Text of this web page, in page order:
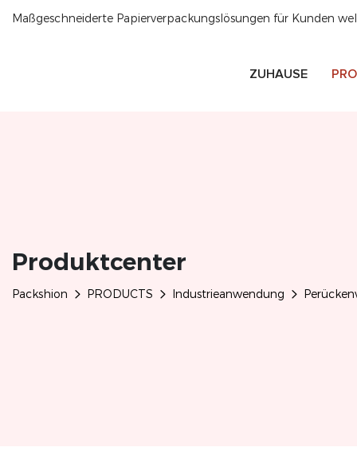
Maßgeschneiderte Papierverpackungslösungen für Kunden
ZUHAUSE
Produktcenter
Packshion PRODUCTS Industrieanwendung